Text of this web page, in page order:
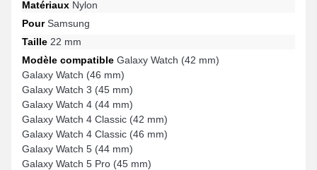
Matériaux Nylon
PourSamsung
Taille 22 mm
Modèle compatible Galaxy Watch (42 mm)
Galaxy Watch (46 mm)
Galaxy Watch 3 (45 mm)
Galaxy Watch 4 (44 mm)
Galaxy Watch 4 Classic (42 mm)
Galaxy Watch 4 Classic (46 mm)
Galaxy Watch 5 (44 mm)
Galaxy Watch 5 Pro (45 mm)